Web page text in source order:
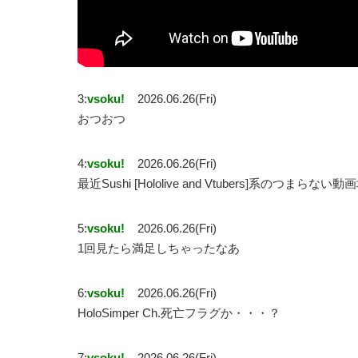
3:vsoku!
2026.06.26(Fri)
おつおつ
4:vsoku!
2026.06.26(Fri)
最近Sushi [Hololive and Vtubers]系のつまらない動
5:vsoku!
2026.06.26(Fri)
1回見たら満足しちゃったなあ
6:vsoku!
2026.06.26(Fri)
HoloSimper Ch.死亡フラグか・・・？